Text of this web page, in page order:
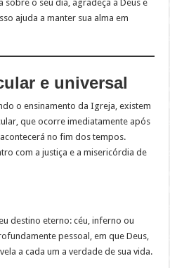
sobre o seu dia, agradeça a Deus e
ajuda a manter sua alma em
e universal
o ensinamento da Igreja, existem
que ocorre imediatamente após
no fim dos tempos.
com a justiça e a misericórdia de
destino eterno: céu, inferno ou
pessoal, em que Deus,
a cada um a verdade de sua vida.